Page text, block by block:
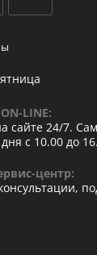
LINE:
сайте 24/7.
с 10.00 до
центр: